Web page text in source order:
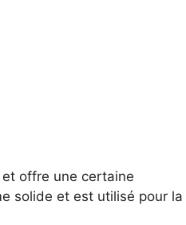
et offre une certaine
solide et est utilisé pour la